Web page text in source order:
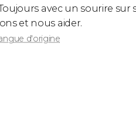
avec un sourire
et nous aider.
d'origine